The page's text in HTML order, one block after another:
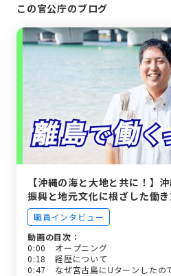
この官公庁のブログ
【沖縄の海と大地と共に！】
振興と地元文化に根ざした働
職員インタビュー
動画の目次：
0:00 オープニング
0:18 経歴について
0:47 なぜ宮古島にUターンしたの